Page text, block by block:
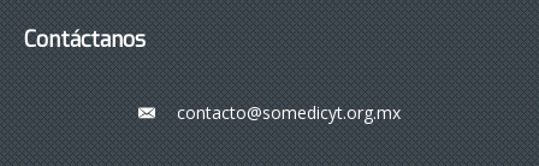
Contáctanos
___contacto@somedicyt.org.mx